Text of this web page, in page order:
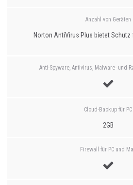
Anzahl von Geräten
Norton AntiVirus Plus bietet Schutz
Anti-Spyware, Antivirus, Malware- und
Cloud-Backup für PC
2GB
Firewall für PC und